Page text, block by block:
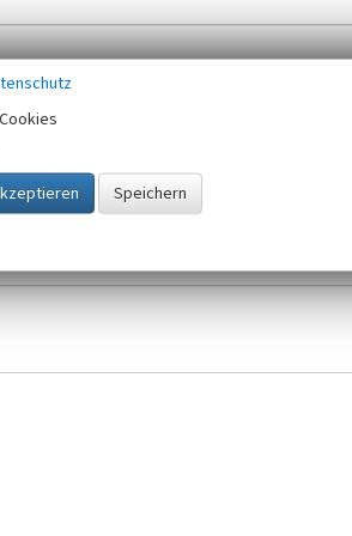
gespeichert und verwendet.
gültigen Europäischen